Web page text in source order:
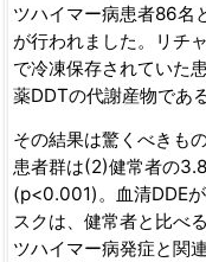
ツハイマー病患者86名
が行われました。リチ
で冷凍保存されていた
薬DDTの代謝産物であ
その結果は驚くべきも
患者群は(2)健常者の
(p<0.001)。血清DDE
スクは、健常者と比べ
ツハイマー病発症と関